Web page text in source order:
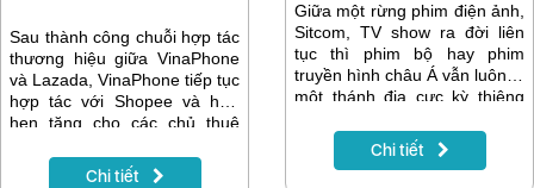
Sau thành công chuỗi hợp tác
thương hiệu giữa VinaPhone
và Lazada, VinaPhone tiếp tục
hợp tác với Shopee và hứa
hẹn tặng cho các chủ thuê
Sale đón năm mới Tân Sửu.
Chi tiết
Giữa một rừng phim điện ảnh,
Sitcom, TV show ra đời liên
tục thì phim bộ hay phim
truyền hình châu Á vẫn luôn là
một thánh địa cực kỳ thiêng
Dưới đây là top 5 phim bộ
châu Á đặc sắc mới nhất trên
Chi tiết